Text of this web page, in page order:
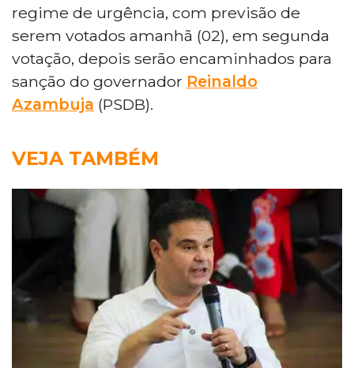
regime de urgência, com previsão de
serem votados amanhã (02), em segunda
votação, depois serão encaminhados para
sanção do governador Reinaldo
Azambuja (PSDB).
VEJA TAMBÉM